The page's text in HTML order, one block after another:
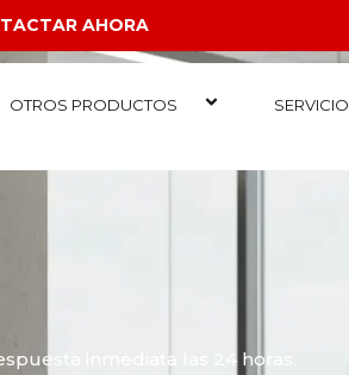
AHORA
OTROS PRODUCTOS
inmediata las 24 horas.